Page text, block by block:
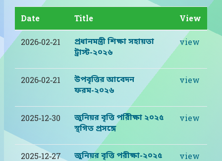
Date Title View
2026-02-21
প্রধানমন্ত্রী শিক্ষা সহায়তা
ট্রাস্ট-২০২৬
view
2026-02-21
উপবৃত্তির আবেদন
ফরম-২০২৬
view
2025-12-30
জুনিয়র বৃত্তি পরিীক্ষা ২০২৫
স্থগিত প্রসঙ্গে
view
2025-12-27
জুনিয়র বৃত্তি পরীক্ষা-২০২৫
view